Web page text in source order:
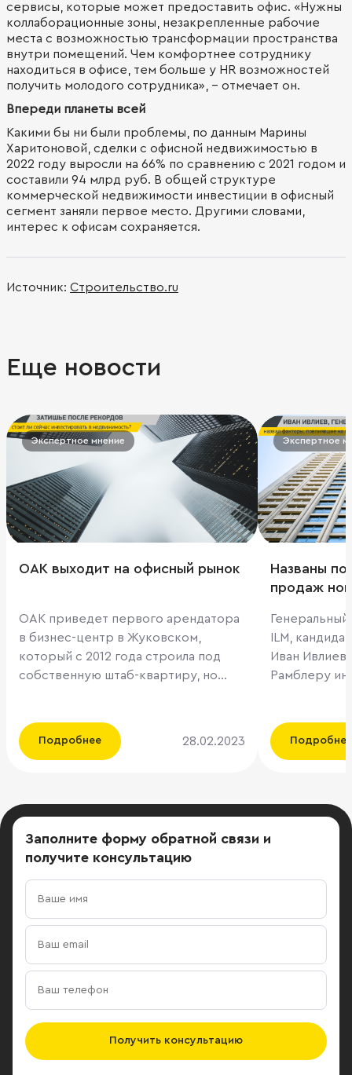
сервисы, которые может предоставить офис. «Нужны
коллаборационные зоны, незакрепленные рабочие
места с возможностью трансформации пространства
внутри помещений. Чем комфортнее сотруднику
находиться в офисе, тем больше у HR возможностей
получить молодого сотрудника», - отмечает он.
Впереди планеты всей
Какими бы ни были проблемы, по данным Марины
Харитоновой, сделки с офисной недвижимостью в
2022 году выросли на 66% по сравнению с 2021 годом и
составили 94 млрд руб. В общей структуре
коммерческой недвижимости инвестиции в офисный
сегмент заняли первое место. Другими словами,
интерес к офисам сохраняется.
Источник: Строительство.ru
Еще новости
Экспертное мнение
ОАК выходит на офисный рынок
ОАК приведет первого арендатора
в бизнес-центр в Жуковском,
который с 2012 года строила под
собственную штаб-квартиру, но
рынке оценивают в 6–8 млрд руб.,
заедет входящая в «Ростех»
ОАК в такой локации найти будет
столкнуться с оттоком кадров из-за
неудобной для сотрудников
логистики. По данным “Ъ”, через
одиннадцать лет с начала
строительства бизнес-центра в
Жуковском и пять лет после отказа
от идеи разместить там штаб-
квартиру Объединенная
авиастроительная корпорация (ОАК)
пустующие площади. В
ОАК подтвердили, что часть офиса
Подробнее 28.02.2023
Экспертное
Названы
продаж
ILM,
Иван
Рамблеру
о факторах,
спроса
(впрочем,
связано с
стоит
населения,
денег
которые
Подробнее
Заполните форму обратной связи и
получите консультацию
Получить консультацию